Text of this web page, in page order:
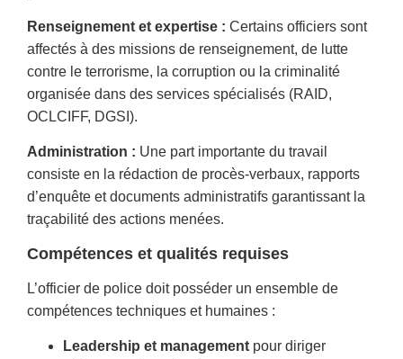
Renseignement et expertise : Certains officiers sont
affectés à des missions de renseignement, de lutte
contre le terrorisme, la corruption ou la criminalité
organisée dans des services spécialisés (RAID,
OCLCIFF, DGSI).
Administration : Une part importante du travail
consiste en la rédaction de procès-verbaux, rapports
d’enquête et documents administratifs garantissant la
traçabilité des actions menées.
Compétences et qualités requises
L’officier de police doit posséder un ensemble de
compétences techniques et humaines :
Leadership et management pour diriger